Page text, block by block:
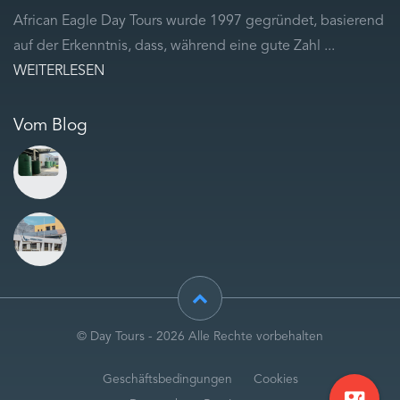
African Eagle Day Tours wurde 1997 gegründet, basierend
auf der Erkenntnis, dass, während eine gute Zahl ...
WEITERLESEN
Vom Blog
© Day Tours - 2026 Alle Rechte vorbehalten
Geschäftsbedingungen Cookies